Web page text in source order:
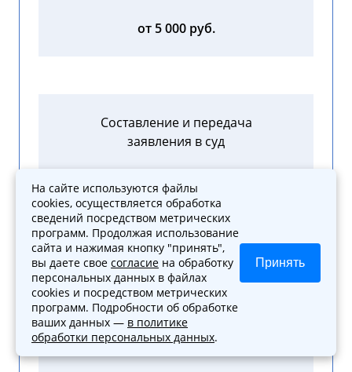
от 5 000 руб.
Составление и передача
заявления в суд
Составление апелляционной,
кассационной, надзорной
жалобы
от 3 000 руб.
На сайте используются файлы
cookies, осуществляется обработка
сведений посредством метрических
программ. Продолжая использование
сайта и нажимая кнопку "принять",
вы даете свое согласие на обработку
персональных данных в файлах
cookies и посредством метрических
программ. Подробности об обработке
ваших данных — в политике
обработки персональных данных.
Принять